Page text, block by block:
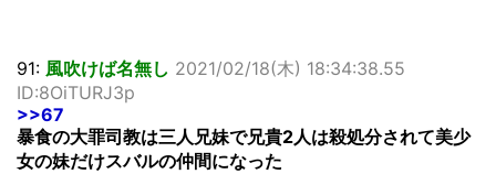
91: 風吹けば名無し 2021/02/18(木) 18:34:38.55
ID:8OiTURJ3p
>>67
暴食の大罪司教は三人兄妹で兄貴2人は殺処分されて美少
女の妹だけスバルの仲間になった